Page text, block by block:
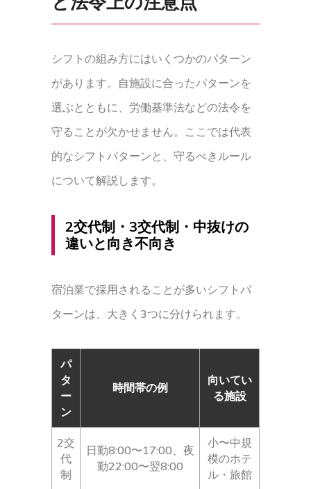
シフトの組み方にはいくつかのパターン
があります。自施設に合ったパターンを
選ぶとともに、労働基準法などの法令を
守ることが欠かせません。ここでは代表
的なシフトパターンと、守るべきルール
について解説します。
2交代制・3交代制・中抜けの
違いと向き不向き
宿泊業で採用されることが多いシフトパ
ターンは、大きく3つに分けられます。
パ
タ
ー
ン
時間帯の例
向いてい
る施設
2交
代
制
日勤8:00〜17:00、夜
勤22:00〜翌8:00
小〜中規
模のホテ
ル・旅館